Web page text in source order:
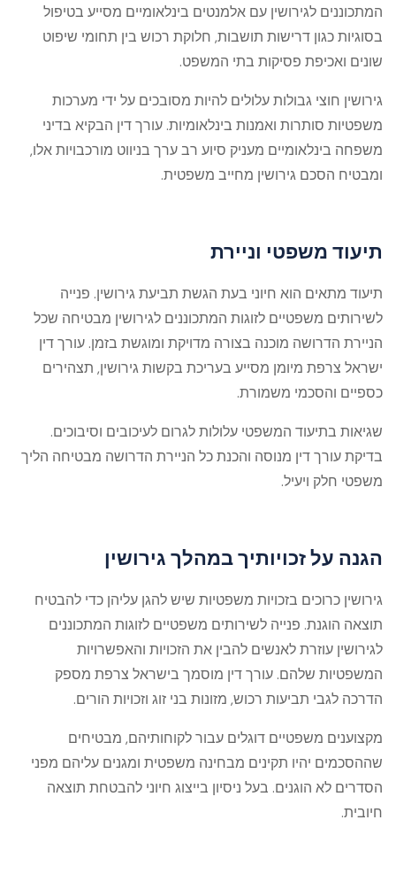
המתכוננים לגירושין עם אלמנטים בינלאומיים מסייע בטיפול
בסוגיות כגון דרישות תושבות, חלוקת רכוש בין תחומי שיפוט
שונים ואכיפת פסיקות בתי המשפט.
גירושין חוצי גבולות עלולים להיות מסובכים על ידי מערכות
משפטיות סותרות ואמנות בינלאומיות. עורך דין הבקיא בדיני
משפחה בינלאומיים מעניק סיוע רב ערך בניווט מורכבויות אלו,
ומבטיח הסכם גירושין מחייב משפטית.
תיעוד משפטי וניירת
תיעוד מתאים הוא חיוני בעת הגשת תביעת גירושין. פנייה
לשירותים משפטיים לזוגות המתכוננים לגירושין מבטיחה שכל
הניירת הדרושה מוכנה בצורה מדויקת ומוגשת בזמן. עורך דין
ישראל צרפת מיומן מסייע בעריכת בקשות גירושין, תצהירים
כספיים והסכמי משמורת.
שגיאות בתיעוד המשפטי עלולות לגרום לעיכובים וסיבוכים.
בדיקת עורך דין מנוסה והכנת כל הניירת הדרושה מבטיחה הליך
משפטי חלק ויעיל.
הגנה על זכויותיך במהלך גירושין
גירושין כרוכים בזכויות משפטיות שיש להגן עליהן כדי להבטיח
תוצאה הוגנת. פנייה לשירותים משפטיים לזוגות המתכוננים
לגירושין עוזרת לאנשים להבין את הזכויות והאפשרויות
המשפטיות שלהם. עורך דין מוסמך בישראל צרפת מספק
הדרכה לגבי תביעות רכוש, מזונות בני זוג וזכויות הורים.
מקצוענים משפטיים דוגלים עבור לקוחותיהם, מבטיחים
שההסכמים יהיו תקינים מבחינה משפטית ומגנים עליהם מפני
הסדרים לא הוגנים. בעל ניסיון בייצוג חיוני להבטחת תוצאה
חיובית.